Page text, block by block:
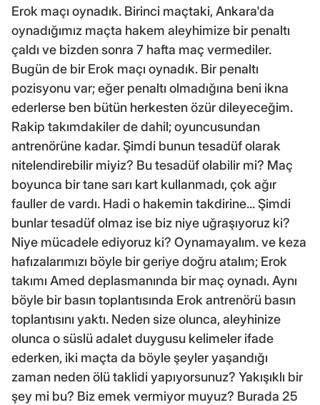
Erok maçı oynadık. Birinci maçtaki, Ankara'da
oynadığımız maçta hakem aleyhimize bir penaltı
çaldı ve bizden sonra 7 hafta maç vermediler.
Bugün de bir Erok maçı oynadık. Bir penaltı
pozisyonu var; eğer penaltı olmadığına beni ikna
ederlerse ben bütün herkesten özür dileyeceğim.
Rakip takımdakiler de dahil; oyuncusundan
antrenörüne kadar. Şimdi bunun tesadüf olarak
nitelendirebilir miyiz? Bu tesadüf olabilir mi? Maç
boyunca bir tane sarı kart kullanmadı, çok ağır
fauller de vardı. Hadi o hakemin takdirine... Şimdi
bunlar tesadüf olmaz ise biz niye uğraşıyoruz ki?
Niye mücadele ediyoruz ki? Oynamayalım. ve keza
hafızalarımızı böyle bir geriye doğru atalım; Erok
takımı Amed deplasmanında bir maç oynadı. Aynı
böyle bir basın toplantısında Erok antrenörü basın
toplantısını yaktı. Neden size olunca, aleyhinize
olunca o süslü adalet duygusu kelimeler ifade
ederken, iki maçta da böyle şeyler yaşandığı
zaman neden ölü taklidi yapıyorsunuz? Yakışıklı bir
şey mi bu? Biz emek vermiyor muyuz? Burada 25